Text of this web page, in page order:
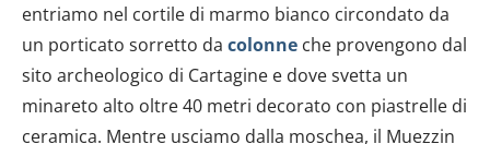
entriamo nel cortile di marmo bianco circondato da
un porticato sorretto da colonne che provengono dal
sito archeologico di Cartagine e dove svetta un
minareto alto oltre 40 metri decorato con piastrelle di
ceramica. Mentre usciamo dalla moschea, il Muezzin